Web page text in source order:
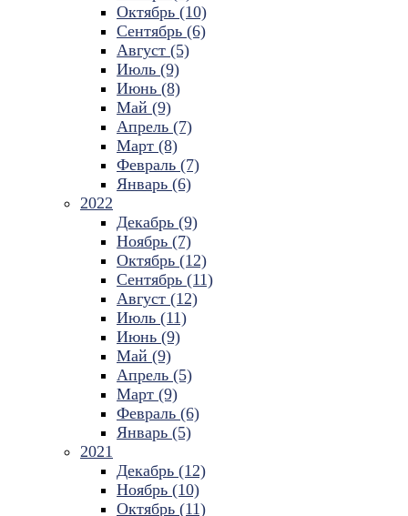
Октябрь (10)
Сентябрь (6)
Август (5)
Июль (9)
Июнь (8)
Май (9)
Апрель (7)
Март (8)
Февраль (7)
Январь (6)
2022
Декабрь (9)
Ноябрь (7)
Октябрь (12)
Сентябрь (11)
Август (12)
Июль (11)
Июнь (9)
Май (9)
Апрель (5)
Март (9)
Февраль (6)
Январь (5)
2021
Декабрь (12)
Ноябрь (10)
Октябрь (11)